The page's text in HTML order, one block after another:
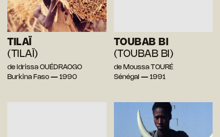
TILAÏ
(TILAÏ)
de Idrissa OUÉDRAOGO
Burkina Faso — 1990
TOUBAB BI
(TOUBAB BI)
de Moussa TOURÉ
Sénégal — 1991